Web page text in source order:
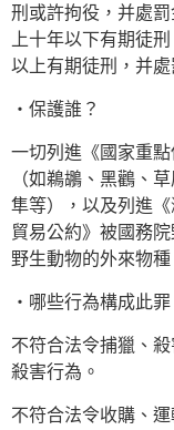
刑或許拘役，并處
上十年以下有期徒
以上有期徒刑，并
・保護誰？
一切列進《國家重
（如鵜鶘、黑鸛、
隼等），以及列進
貿易公約》被國務
野生動物的外來物種
・哪些行為構成此罪
不符合法令捕獵、
殺害行為。
不符合法令收購、